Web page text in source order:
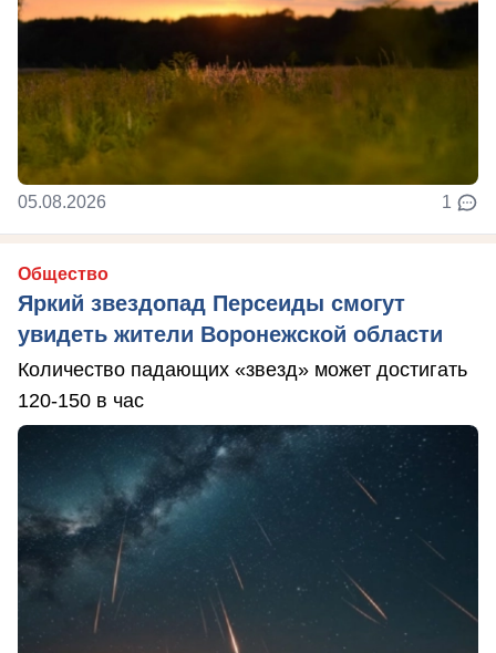
05.08.2026 1
Общество
Яркий звездопад Персеиды смогут
увидеть жители Воронежской области
Количество падающих «звезд» может достигать
120-150 в час